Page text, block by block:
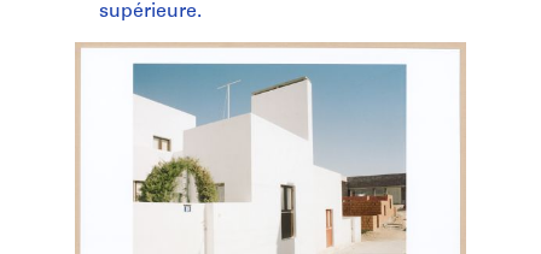
supérieure.